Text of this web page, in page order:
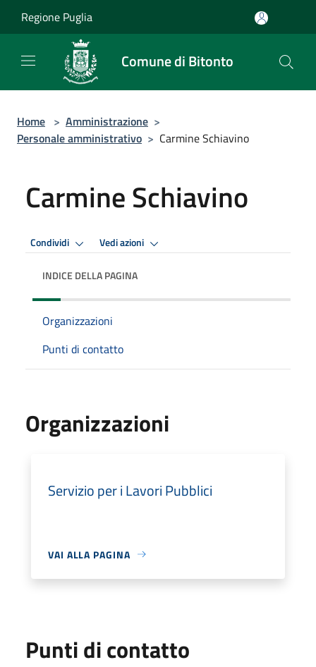
Regione Puglia
Comune di Bitonto
Home > Amministrazione >
Personale amministrativo > Carmine Schiavino
Carmine Schiavino
Condividi Vedi azioni
INDICE DELLA PAGINA
Organizzazioni
Punti di contatto
Organizzazioni
Servizio per i Lavori Pubblici
VAI ALLA PAGINA
Punti di contatto